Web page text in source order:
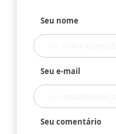
Seu nome
Seu e-mail
Seu comentário